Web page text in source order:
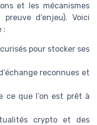
et les mécanismes
d’enjeu). Voici
:
pour stocker ses
reconnues et
ce que l’on est prêt à
crypto et des